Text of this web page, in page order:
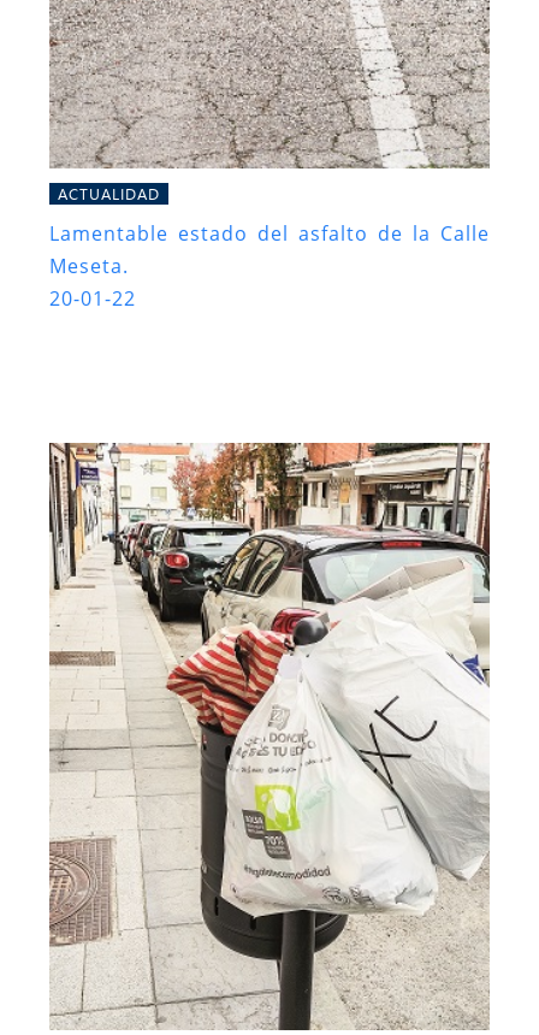
ACTUALIDAD
Lamentable estado del asfalto de la Calle
Meseta.
20-01-22